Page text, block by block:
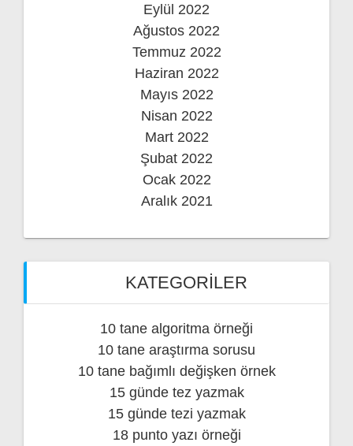
Eylül 2022
Ağustos 2022
Temmuz 2022
Haziran 2022
Mayıs 2022
Nisan 2022
Mart 2022
Şubat 2022
Ocak 2022
Aralık 2021
KATEGORILER
10 tane algoritma örneği
10 tane araştırma sorusu
10 tane bağımlı değişken örnek
15 günde tez yazmak
15 günde tezi yazmak
18 punto yazı örneği